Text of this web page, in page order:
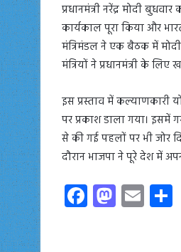
प्रधानमंत्री नरेंद्र मोदी
कार्यकाल पूरा किया और
मंत्रिमंडल ने एक बैठक में
मंत्रियों ने प्रधानमंत्री के
इस प्रस्ताव में कल्याणकारी
पर प्रकाश डाला गया। इसमें
से की गई पहलों पर भी जोर
दौरान भाजपा ने पूरे देश में
Fa
ce
M
as
E
m